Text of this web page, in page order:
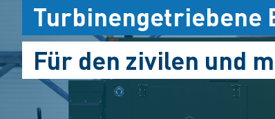
Turbinengetriebene
Für den zivilen und